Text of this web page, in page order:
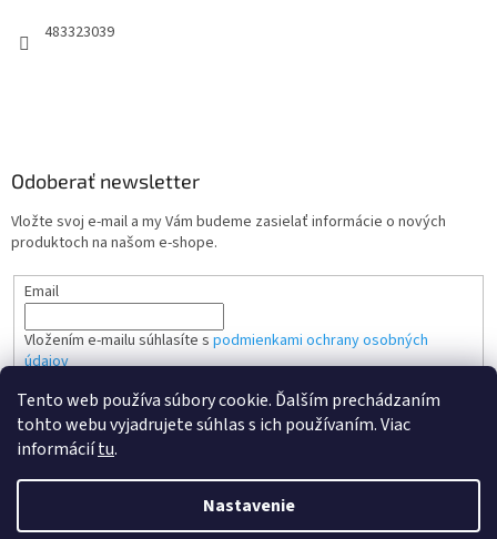
Tento web používa súbory cookie. Ďalším prechádzaním
tohto webu vyjadrujete súhlas s ich používaním. Viac
informáciítu.
Nastavenie
483323039
Odoberať newsletter
Vložte svoj e-mail a my Vám budeme zasielať informácie o nových
produktoch na našom e-shope.
Email
Vložením e-mailu súhlasíte s podmienkami ochrany osobných
údajov
PRIHLÁSIŤ SA
Vytvoril Shoptet